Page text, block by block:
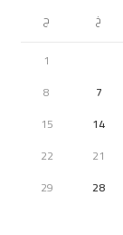
خ
ج
1
7
8
14
15
21
22
28
29